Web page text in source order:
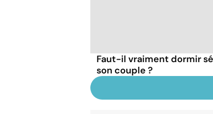
Faut-il vraiment dormir
son couple ?